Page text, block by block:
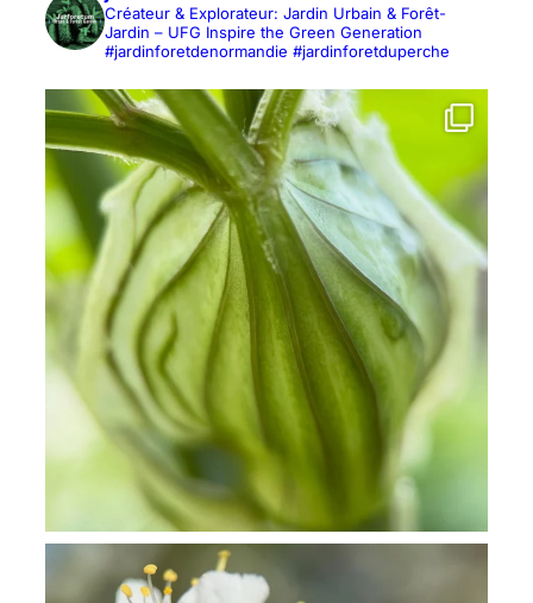
Créateur & Explorateur: Jardin Urbain & Forêt-
Jardin – UFG Inspire the Green Generation
#jardinforetdenormandie #jardinforetduperche